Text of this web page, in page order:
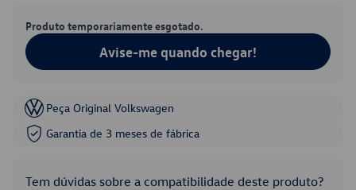
Produto temporariamente esgotado.
Avise-me quando chegar!
Peça Original Volkswagen
Garantia de 3 meses de fábrica
Tem dúvidas sobre a compatibilidade deste produto?